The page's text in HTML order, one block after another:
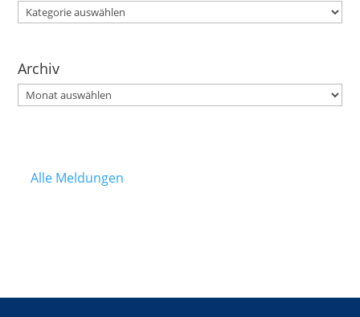
Kategorien
Archiv
Archiv
Alle Meldungen